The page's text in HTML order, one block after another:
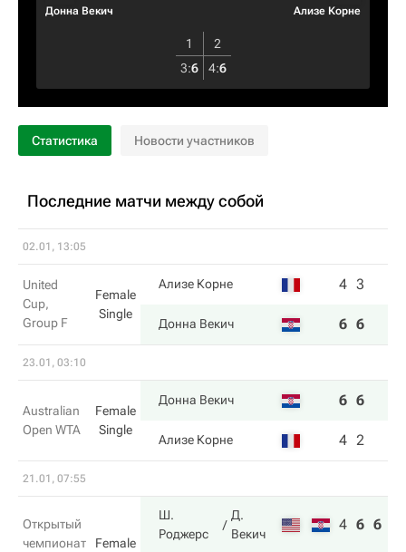
Донна Векич Ализе Корне
1
2
3:6 4:6
Статистика Новости участников
Последние матчи между собой
02.01, 13:05
United
Cup,
Group F
Female
Single
Ализе Корне 4 3
Донна Векич 6 6
23.01, 03:10
Australian
Open WTA
Female
Single
Донна Векич 6 6
Ализе Корне 4 2
21.01, 07:55
Открытый
чемпионат
Female
Ш.
Роджерс
Д.
Векич
4 6 6